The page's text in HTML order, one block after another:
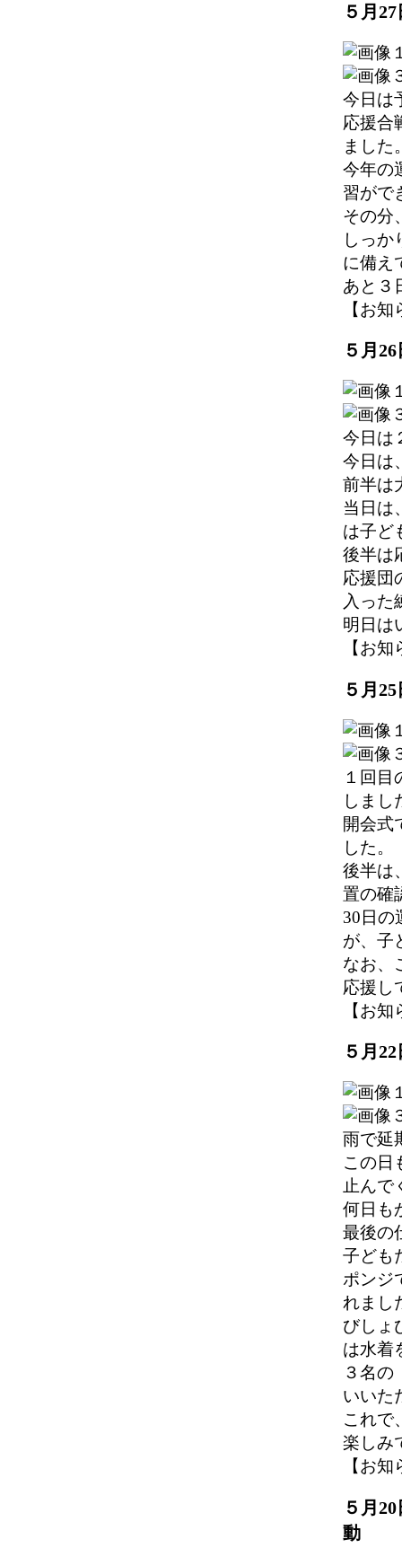
５月
今日は
応援合
ました
今年の
習がで
その分
しっか
に備え
あと
【お
５月
今日は
今日は
前半は
当日は
は子ど
後半は
応援団
入った
明日は
【お
５月
１回
しまし
開会式
した。
後半は
置の確
30日の
が、子
なお、
応援し
【お
５月
雨で延
この日
止んで
何日も
最後の
子ども
ポンジ
れまし
びしょ
は水着
３名の
いいた
これで
楽しみ
【お
５月
動